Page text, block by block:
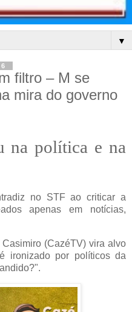
▼
filtro – M se
mira do governo
na política e na
no STF ao criticar a
apenas em notícias,
(CazéTV) vira alvo
ironizado por políticos da